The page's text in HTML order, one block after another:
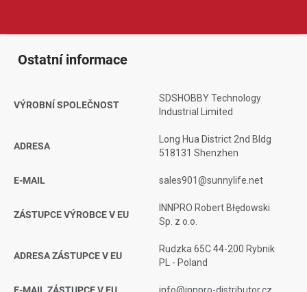
Ostatní informace
VÝROBNÍ SPOLEČNOST
SDSHOBBY Technology
Industrial Limited
ADRESA
Long Hua District 2nd Bldg
518131 Shenzhen
E-MAIL sales901@sunnylife.net
ZÁSTUPCE VÝROBCE V EU
INNPRO Robert Błędowski
Sp. z o.o.
ADRESA ZÁSTUPCE V EU
Rudzka 65C 44-200 Rybnik
PL - Poland
E-MAIL ZÁSTUPCE V EU info@innpro-distributor.cz